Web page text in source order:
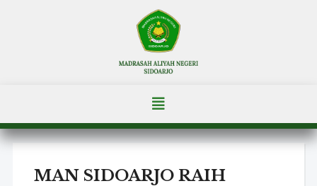
MAN SIDOARJO RAIH